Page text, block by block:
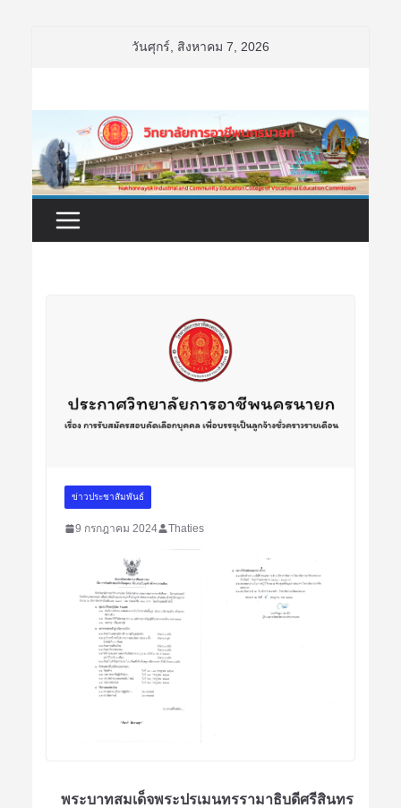
วันศุกร์, สิงหาคม 7, 2026
ข่าวประชาสัมพันธ์
9 กรกฎาคม 2024 Thaties
พระบาทสมเด็จพระปรเมนทรรามาธิบดีศรีสินทร